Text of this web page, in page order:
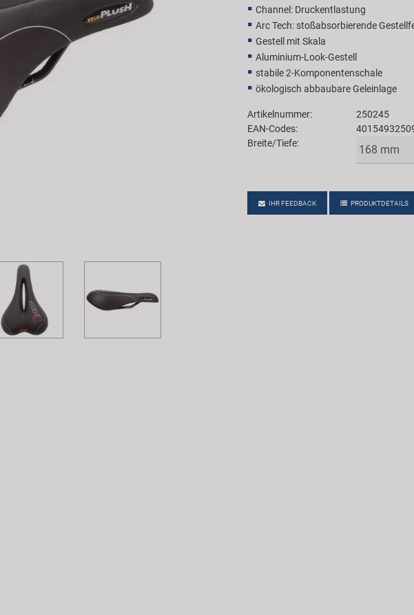
Channel: Druckentlastung
Arc Tech: stoßabsorbierende
Gestell mit Skala
Aluminium-Look-Gestell
stabile 2-Komponentenschale
ökologisch abbaubare Geleinlage
Artikelnummer:
250245
EAN-Codes:
Breite/Tiefe:
IHR FEEDBACK PRODUKTDETAILS